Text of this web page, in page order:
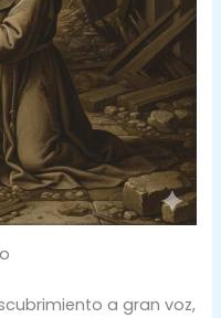
a gran voz,